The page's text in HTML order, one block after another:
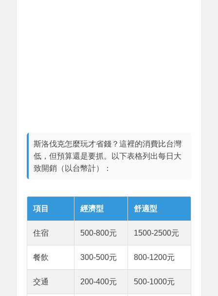
斯洛伐克怎麼玩才省錢？這裡的消費比台灣
低，但預算還是要抓。以下表格列出每日大
致開銷（以台幣計）：
項目 經濟型 舒適型
住宿 500-800元 1500-2500元
餐飲 300-500元 800-1200元
交通 200-400元 500-1000元